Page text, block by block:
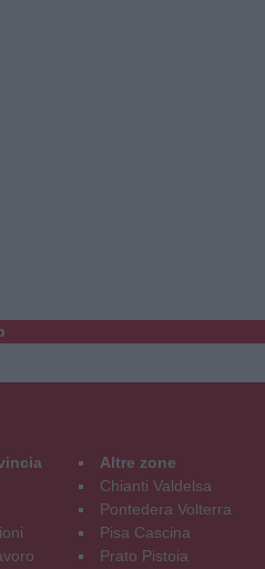
Altre zone
Chianti Valdelsa
Pontedera Volterra
Pisa Cascina
Prato Pistoia